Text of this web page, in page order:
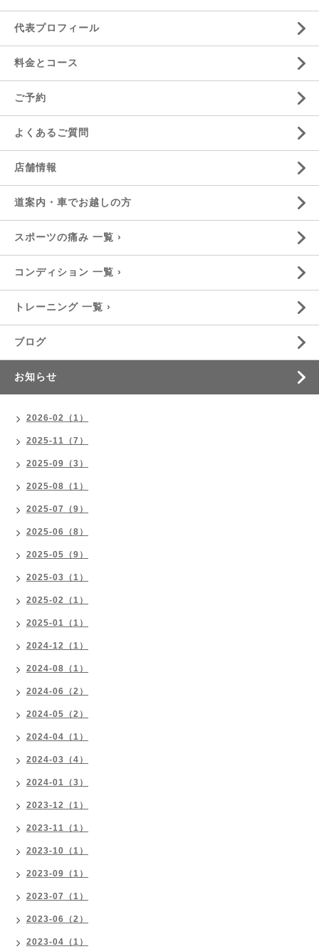
代表プロフィール
料金とコース
ご予約
よくあるご質問
店舗情報
道案内・車でお越しの方
スポーツの痛み 一覧 ›
コンディション 一覧 ›
トレーニング 一覧 ›
ブログ
お知らせ
2026-02（1）
2025-11（7）
2025-09（3）
2025-08（1）
2025-07（9）
2025-06（8）
2025-05（9）
2025-03（1）
2025-02（1）
2025-01（1）
2024-12（1）
2024-08（1）
2024-06（2）
2024-05（2）
2024-04（1）
2024-03（4）
2024-01（3）
2023-12（1）
2023-11（1）
2023-10（1）
2023-09（1）
2023-07（1）
2023-06（2）
2023-04（1）